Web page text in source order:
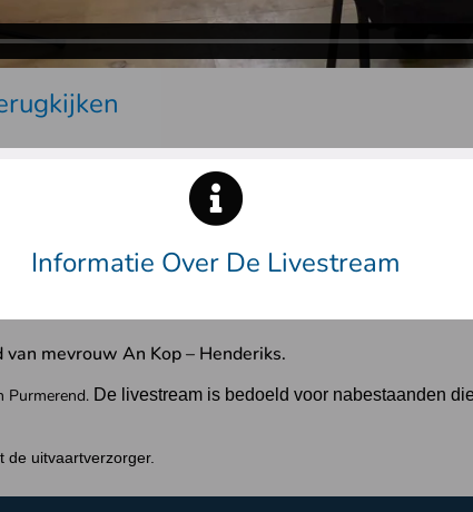
Informatie Over De Livestream
van mevrouw An Kop – Henderiks.
Purmerend. De livestream is bedoeld voor nabestaanden
de uitvaartverzorger.